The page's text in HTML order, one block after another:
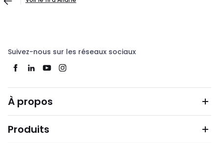
Suivez-nous sur les réseaux sociaux
À propos
Produits